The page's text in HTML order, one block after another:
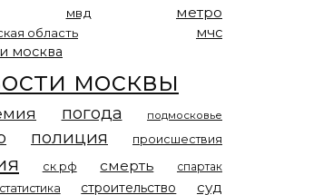
мвд метро
область
мчс
москва
москвы
погода подмосковье
полиция происшествия
ск рф смерть спартак
статистика строительство
суд